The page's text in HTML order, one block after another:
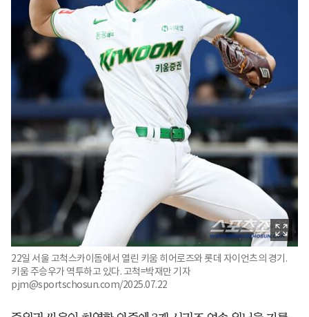
22일 서울 고척스카이돔에서 열린 키움 히어로즈와 롯데 자이언츠의 경기.
키움 주승우가 역투하고 있다. 고척=박재만 기자
pjm@sportschosun.com/2025.07.22